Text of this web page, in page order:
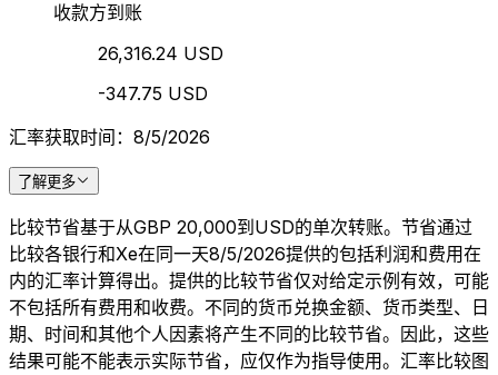
收款方到账
26,316.24 USD
-347.75 USD
汇率获取时间：8/5/2026
了解更多
比较节省基于从GBP 20,000到USD的单次转账。节省通过
比较各银行和Xe在同一天8/5/2026提供的包括利润和费用在
内的汇率计算得出。提供的比较节省仅对给定示例有效，可能
不包括所有费用和收费。不同的货币兑换金额、货币类型、日
期、时间和其他个人因素将产生不同的比较节省。因此，这些
结果可能不能表示实际节省，应仅作为指导使用。汇率比较图